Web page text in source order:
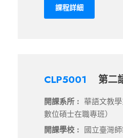
課程詳細
CLP5001 第二
開課系所 : 華語文教
數位碩士在職專班）
開課學校 : 國立臺灣